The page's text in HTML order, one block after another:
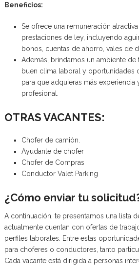
Beneficios:
Se ofrece una remuneración
prestaciones de ley, incluyendo
bonos, cuentas de ahorro, vales de
Además, brindamos un ambiente de
buen clima laboral y oportunidades
para que adquieras más experiencia
profesional.
OTRAS VACANTES:
Chofer de camión.
Ayudante de chofer
Chofer de Compras
Conductor Valet Parking
¿Cómo enviar tu
A continuación, te presentamos una lista
actualmente cuentan con ofertas de
perfiles laborales. Entre estas
para choferes o conductores, tanto
Cada vacante está dirigida a personas